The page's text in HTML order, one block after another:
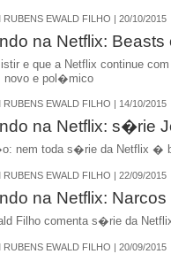
RUBENS EWALD FILHO | 20/10/2015
na Netflix: Beasts
e que a Netflix continue
novo e pol�mico
RUBENS EWALD FILHO | 14/10/2015
na Netflix: s�rie
nem toda s�rie da Netflix �
RUBENS EWALD FILHO | 22/09/2015
na Netflix: Narcos
Filho comenta s�rie da
RUBENS EWALD FILHO | 20/09/2015